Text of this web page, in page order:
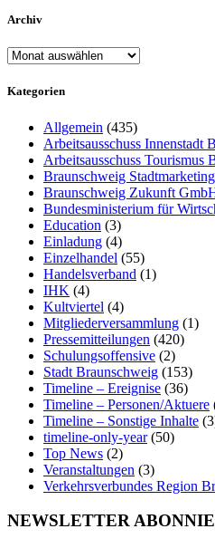
Archiv
Archiv
Kategorien
Allgemein (435)
Arbeitsausschuss Innenstadt
Arbeitsausschuss Tourismus
Braunschweig
Braunschweig Zukunft
Bundesministerium für
Education (3)
Einladung (4)
Einzelhandel (55)
Handelsverband (1)
IHK (4)
Kultviertel (4)
Mitgliederversammlung (1)
Pressemitteilungen (420)
Schulungsoffensive (2)
Stadt Braunschweig (153)
Timeline – Ereignise (36)
Timeline – Personen/Aktuere
Timeline – Sonstige Inhalte
timeline-only-year(50)
Top News (2)
Veranstaltungen (3)
Verkehrsverbundes Region
NEWSLETTER